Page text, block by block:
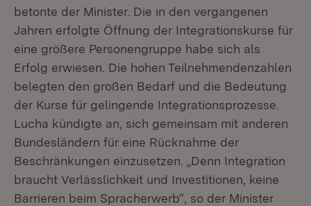
betonte der Minister. Die in den vergangenen
Jahren erfolgte Öffnung der Integrationskurse für
eine größere Personengruppe habe sich als
Erfolg erwiesen. Die hohen Teilnehmendenzahlen
belegten den großen Bedarf und die Bedeutung
der Kurse für gelingende Integrationsprozesse.
Lucha kündigte an, sich gemeinsam mit anderen
Bundesländern für eine Rücknahme der
Beschränkungen einzusetzen. „Denn Integration
braucht Verlässlichkeit und Investitionen, keine
Barrieren beim Spracherwerb“, so der Minister